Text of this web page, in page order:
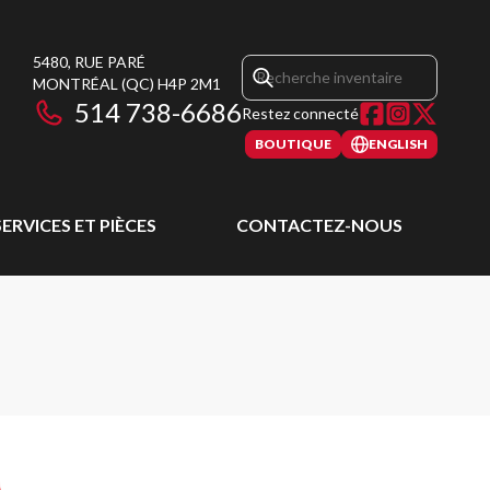
5480, RUE PARÉ
MONTRÉAL (QC) H4P 2M1
514 738-6686Restez connecté
BOUTIQUE ENGLISH
ET PIÈCES CONTACTEZ-NOUS